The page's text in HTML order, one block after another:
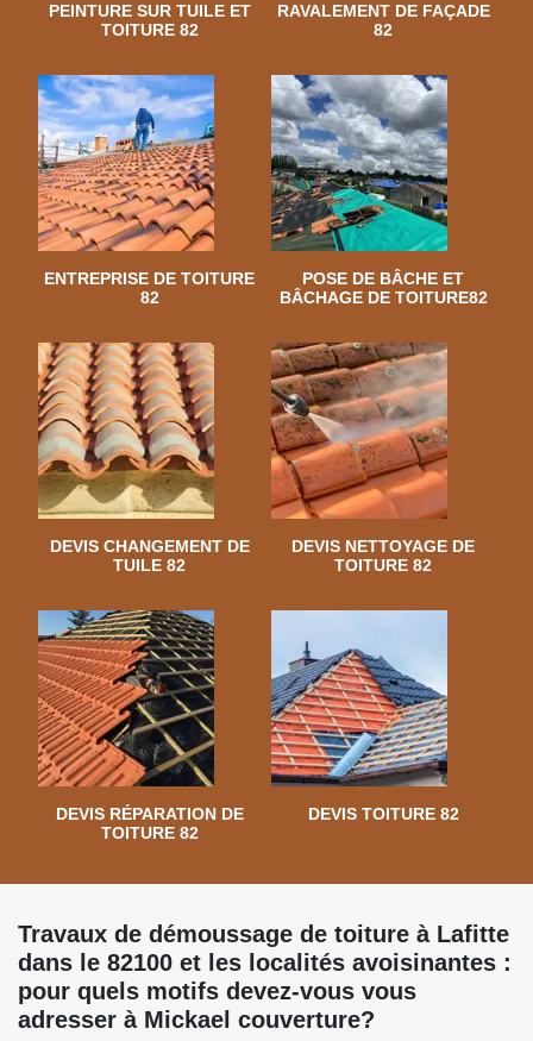
PEINTURE SUR TUILE ET
TOITURE 82
RAVALEMENT DE FAÇADE
82
ENTREPRISE DE TOITURE
82
POSE DE BÂCHE ET
BÂCHAGE DE TOITURE82
DEVIS CHANGEMENT DE
TUILE 82
DEVIS NETTOYAGE DE
TOITURE 82
DEVIS RÉPARATION DE
TOITURE 82
DEVIS TOITURE 82
Travaux de démoussage de toiture à Lafitte
dans le 82100 et les localités avoisinantes :
pour quels motifs devez-vous vous
adresser à Mickael couverture?